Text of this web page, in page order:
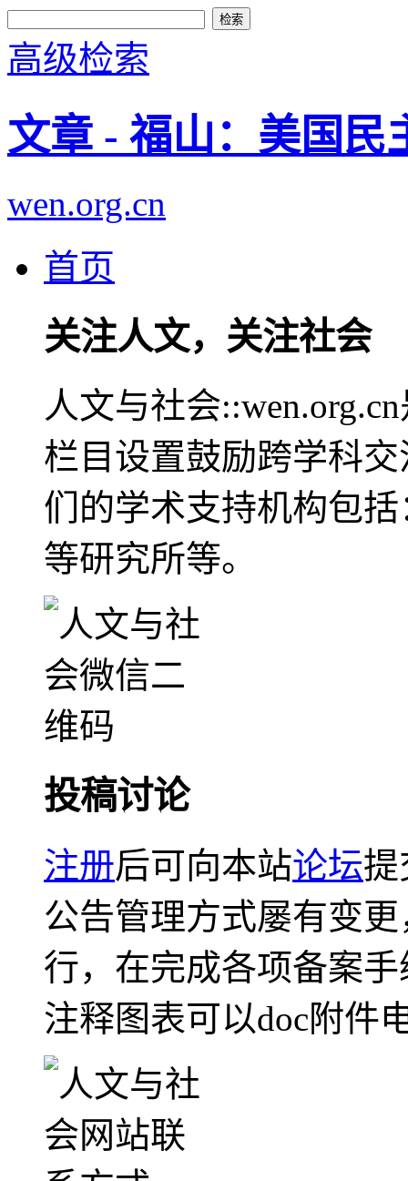
高级检索
文章 - 福山：美国民
wen.org.cn
首页
关注人文，关注社会
人文与社会
栏目设置鼓励跨学科
们的学术支持机构包
等研究所等。
投稿讨论
注册后可向本站论坛提
公告管理方式屡有变
行，在完成各项备案
注释图表可以doc附件